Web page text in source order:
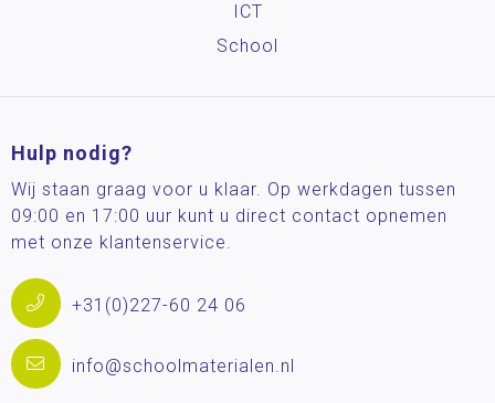
ICT
School
Hulp nodig?
Wij staan graag voor u klaar. Op werkdagen tussen
09:00 en 17:00 uur kunt u direct contact opnemen
met onze klantenservice.
+31(0)227-60 24 06
info@schoolmaterialen.nl